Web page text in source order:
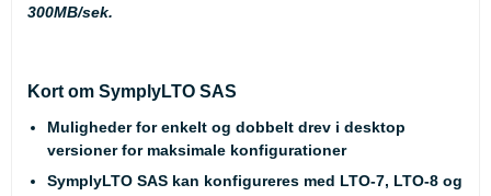
300MB/sek.
Kort om SymplyLTO SAS
Muligheder for enkelt og dobbelt drev i desktop
versioner for maksimale konfigurationer
SymplyLTO SAS kan konfigureres med LTO-7, LTO-8 og